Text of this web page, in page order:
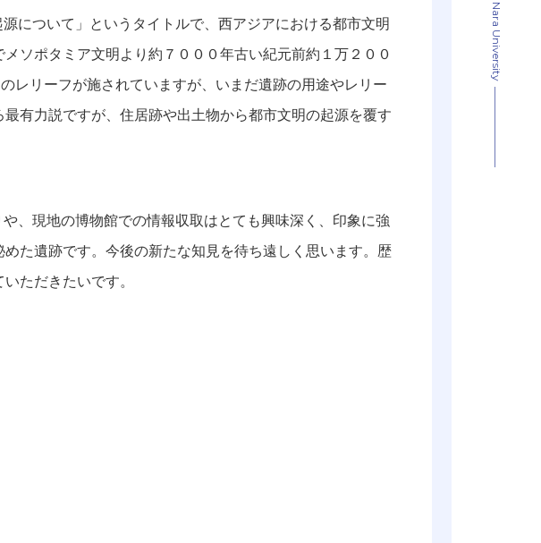
Nara University
について」というタイトルで、西アジアにおける都市文明
ソポタミア文明より約７０００年古い紀元前約１万２００
レリーフが施されていますが、いまだ遺跡の用途やレリー
有力説ですが、住居跡や出土物から都市文明の起源を覆す
や、現地の博物館での情報収取はとても興味深く、印象に強
た遺跡です。今後の新たな知見を待ち遠しく思います。歴
ただきたいです。